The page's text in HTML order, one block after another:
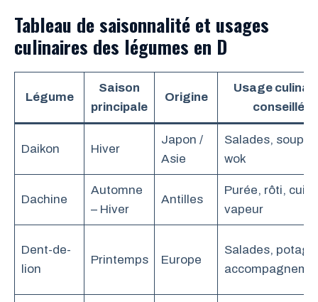
Tableau de saisonnalité et usages
culinaires des légumes en D
Légume
Saison
principale
Origine
Usage
conseillé
Daikon Hiver
Japon /
Asie
Salades,
wok
Dachine
Automne
– Hiver
Antilles
Purée, rôti,
vapeur
Dent-de-
lion
Printemps Europe
Salades,